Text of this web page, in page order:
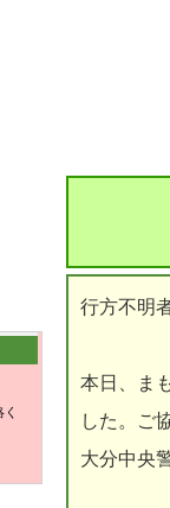
行方不明
本日、ま
した。ご
大分中央